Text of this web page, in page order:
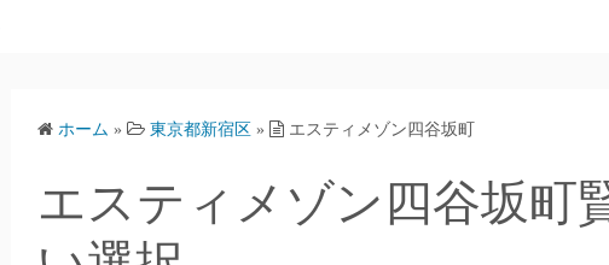
ホーム » 東京都新宿区 » エスティメゾン四谷坂町
エスティメゾン四谷坂町